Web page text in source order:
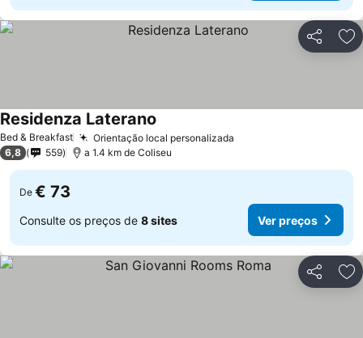
Partilhar
Bed & Breakfast Orientação local personalizada
Residenza Laterano
6,8 559 a 1.4 km de Coliseu
De € 73
Consulte os preços de 8 sites Ver preços
Partilhar